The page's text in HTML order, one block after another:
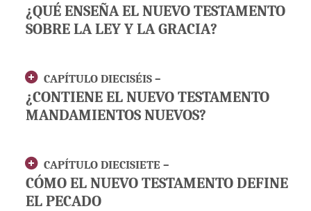
¿QUÉ ENSEÑA EL NUEVO TESTAMENTO
SOBRE LA LEY Y LA GRACIA?
CAPÍTULO DIECISÉIS –
¿CONTIENE EL NUEVO TESTAMENTO
MANDAMIENTOS NUEVOS?
CAPÍTULO DIECISIETE –
CÓMO EL NUEVO TESTAMENTO DEFINE
EL PECADO